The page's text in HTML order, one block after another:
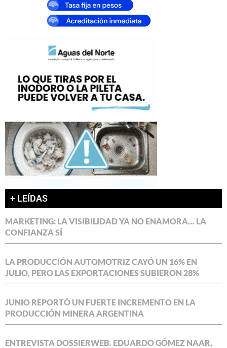
+ LEÍDAS
MARKETING: LA VISIBILIDAD YA NO ENAMORA… LA
CONFIANZA SÍ
LA PRODUCCIÓN AUTOMOTRIZ CAYÓ UN 16% EN
JULIO, PERO LAS EXPORTACIONES SUBIERON 28%
JUNIO REPORTÓ UN FUERTE INCREMENTO EN LA
PRODUCCIÓN MINERA ARGENTINA
ENTREVISTA DOSSIERWEB. EDUARDO GÓMEZ NAAR,